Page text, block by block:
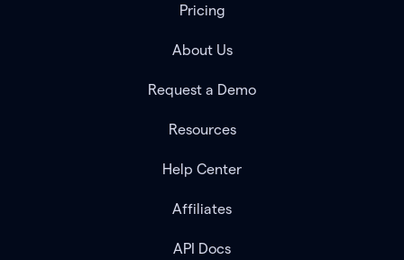
Pricing
About Us
Request a Demo
Resources
Help Center
Affiliates
API Docs